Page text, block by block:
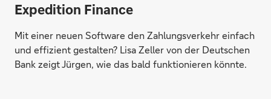
Expedition Finance
Mit einer neuen Software den Zahlungsverkehr einfach
und effizient gestalten? Lisa Zeller von der Deutschen
Bank zeigt Jürgen, wie das bald funktionieren könnte.